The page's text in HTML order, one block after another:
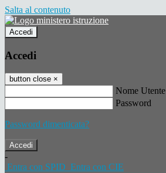
Salta al contenuto
Accedi
Accedi
button close ×
Nome Utente
Password
Password dimenticata?
-
Entra con SPID Entra con CIE